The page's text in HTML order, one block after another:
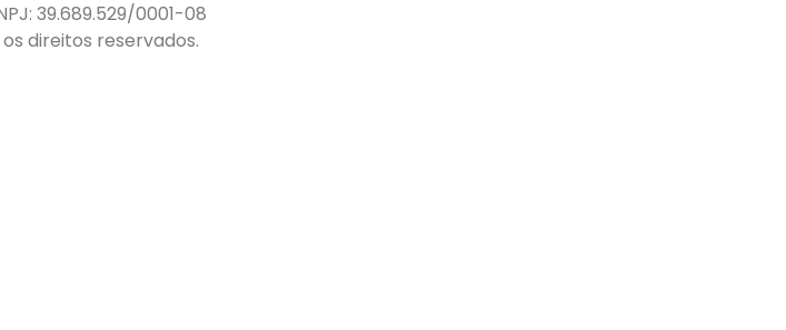
39.689.529/0001-08
direitos reservados.